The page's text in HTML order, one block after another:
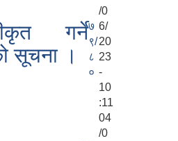
गर्ने
सूचना ।
७
९/
८
०
/0
6/
20
23
-
10
:11
04
/0